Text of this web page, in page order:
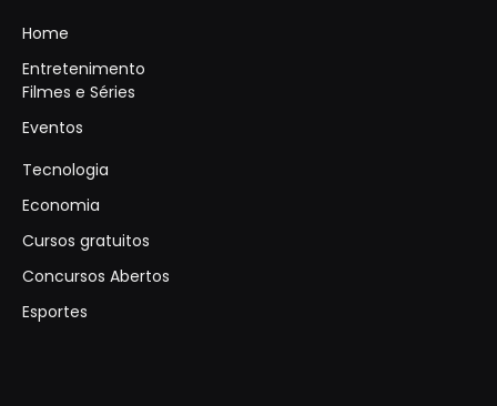
Home
Entretenimento
Filmes e Séries
Eventos
Tecnologia
Economia
Cursos gratuitos
Concursos Abertos
Esportes